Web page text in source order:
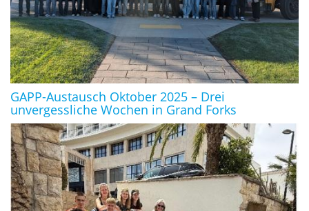
GAPP-Austausch Oktober 2025 – Drei
unvergessliche Wochen in Grand Forks